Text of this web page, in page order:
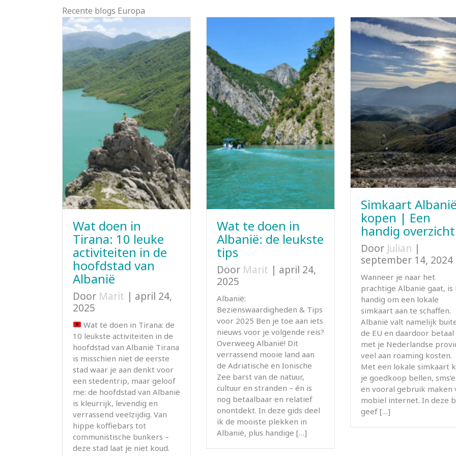
Recente blogs Europa
Wat doen in
Tirana: 10 leuke
activiteiten in de
hoofdstad van
Albanië
Door Marit | april 24,
2025
Wat te doen in Tirana: de
10 leukste activiteiten in de
hoofdstad van Albanië Tirana
is misschien niet de eerste
stad waar je aan denkt voor
een stedentrip, maar geloof
me: de hoofdstad van Albanië
is kleurrijk, levendig en
verrassend veelzijdig. Van
hippe koffiebars tot
communistische bunkers –
deze stad laat je niet koud.
Wat te doen in
Albanië: de leukste
tips
Door Marit | april 24,
2025
Albanië:
Bezienswaardigheden & Tips
voor 2025 Ben je toe aan iets
nieuws voor je volgende reis?
Overweeg Albanië! Dit
verrassend mooie land aan
de Adriatische en Ionische
Zee barst van de natuur,
cultuur en stranden – én is
nog betaalbaar en relatief
onontdekt. In deze gids deel
ik de mooiste plekken in
Albanië, plus handige […]
Simkaart
kopen | Een
handig overzicht
Door Julian |
september 14, 2024
Wanneer je naar het
prachtige Albanië gaat, is
handig om een lokale
simkaart aan te schaffen.
Albanië valt namelijk
de EU en daardoor betaal
met je Nederlandse
veel aan roaming kosten.
Met een lokale simkaart
je goedkoop bellen,
en vooral gebruik maken
mobiel internet. In deze
geef […]